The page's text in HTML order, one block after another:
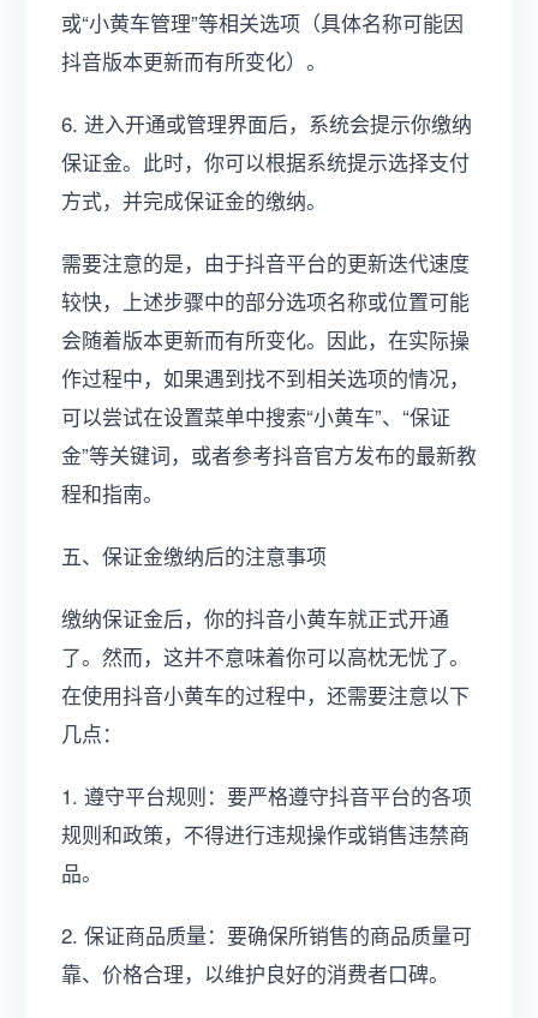
或“小黄车管理”等相关选项（具体名称可能因
抖音版本更新而有所变化）。
6. 进入开通或管理界面后，系统会提示你缴纳
保证金。此时，你可以根据系统提示选择支付
方式，并完成保证金的缴纳。
需要注意的是，由于抖音平台的更新迭代速度
较快，上述步骤中的部分选项名称或位置可能
会随着版本更新而有所变化。因此，在实际操
作过程中，如果遇到找不到相关选项的情况，
可以尝试在设置菜单中搜索“小黄车”、“保证
金”等关键词，或者参考抖音官方发布的最新教
程和指南。
五、保证金缴纳后的注意事项
缴纳保证金后，你的抖音小黄车就正式开通
了。然而，这并不意味着你可以高枕无忧了。
在使用抖音小黄车的过程中，还需要注意以下
几点：
1. 遵守平台规则：要严格遵守抖音平台的各项
规则和政策，不得进行违规操作或销售违禁商
品。
2. 保证商品质量：要确保所销售的商品质量可
靠、价格合理，以维护良好的消费者口碑。